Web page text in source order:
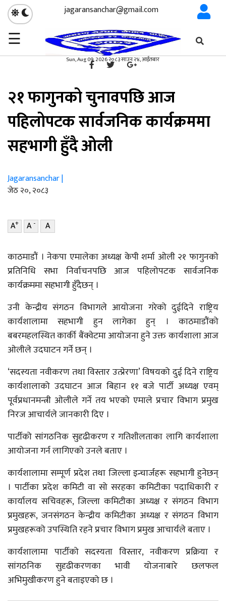
jagaransanchar@gmail.com
☰
Sun, Aug 09, 2026 २०८३ साउन २४, आईतबार
×
गृहपृष्ठ राजनीति
राजनीति
२१ फागुनको चुनावपछि आज
पहिलोपटक सार्वजनिक कार्यक्रममा
सहभागी हुँदै ओली
Jagaransanchar |
जेठ २०, २०८३
A+ A- A
काठमाडौं । नेकपा एमालेका अध्यक्ष केपी शर्मा ओली २१ फागुनको
प्रतिनिधि सभा निर्वाचनपछि आज पहिलोपटक सार्वजनिक
कार्यक्रममा सहभागी हुँदैछन् ।
उनी केन्द्रीय संगठन विभागले आयोजना गरेको दुईदिने राष्ट्रिय
कार्यशालामा सहभागी हुन लागेका हुन् । ​काठमाडौंको
बबरमहलस्थित कार्की बैंक्वेटमा आयोजना हुने उक्त कार्यशाला आज
ओलीले उदघाटन गर्ने छन् ।
‘सदस्यता नवीकरण तथा विस्तार उत्प्रेरणा’ विषयको दुई दिने राष्ट्रिय
कार्यशालाको उदघाटन आज बिहान ११ बजे पार्टी अध्यक्ष एवम्
पूर्वप्रधानमन्त्री ओलीले गर्ने तय भएको एमाले प्रचार विभाग प्रमुख
निरज आचार्यले जानकारी दिए ।
​पार्टीको सांगठनिक सुदृढीकरण र गतिशीलताका लागि कार्यशाला
आयोजना गर्न लागिएको उनले बताए ।
​कार्यशालामा सम्पूर्ण प्रदेश तथा जिल्ला इन्चार्जहरू सहभागी हुनेछन्
। पार्टीका प्रदेश कमिटी वा सो सरहका कमिटीका पदाधिकारी र
कार्यालय सचिवहरू, जिल्ला कमिटीका अध्यक्ष र संगठन विभाग
प्रमुखहरू, जनसंगठन केन्द्रीय कमिटीका अध्यक्ष र संगठन विभाग
प्रमुखहरूको उपस्थिति रहने प्रचार विभाग प्रमुख आचार्यले बताए ।
​कार्यशालामा पार्टीको सदस्यता विस्तार, नवीकरण प्रक्रिया र
सांगठनिक सुदृढीकरणका भावी योजनाबारे छलफल
अभिमुखीकरण हुने बताइएको छ ।